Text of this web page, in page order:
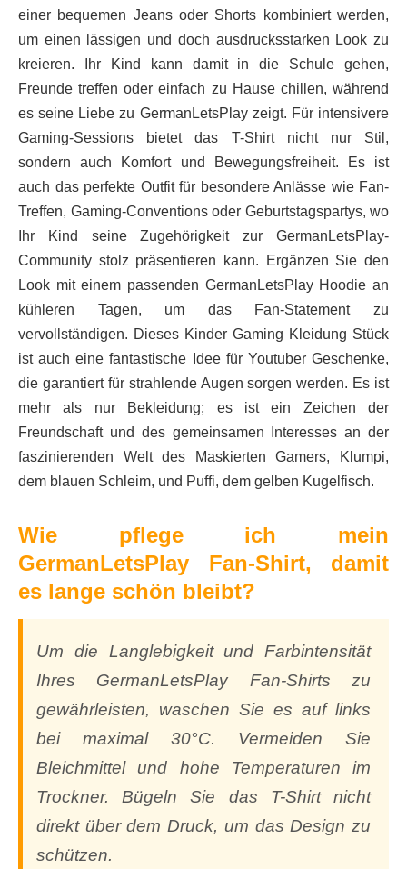
einer bequemen Jeans oder Shorts kombiniert werden,
um einen lässigen und doch ausdrucksstarken Look zu
kreieren. Ihr Kind kann damit in die Schule gehen,
Freunde treffen oder einfach zu Hause chillen, während
es seine Liebe zu GermanLetsPlay zeigt. Für intensivere
Gaming-Sessions bietet das T-Shirt nicht nur Stil,
sondern auch Komfort und Bewegungsfreiheit. Es ist
auch das perfekte Outfit für besondere Anlässe wie Fan-
Treffen, Gaming-Conventions oder Geburtstagspartys, wo
Ihr Kind seine Zugehörigkeit zur GermanLetsPlay-
Community stolz präsentieren kann. Ergänzen Sie den
Look mit einem passenden GermanLetsPlay Hoodie an
kühleren Tagen, um das Fan-Statement zu
vervollständigen. Dieses Kinder Gaming Kleidung Stück
ist auch eine fantastische Idee für Youtuber Geschenke,
die garantiert für strahlende Augen sorgen werden. Es ist
mehr als nur Bekleidung; es ist ein Zeichen der
Freundschaft und des gemeinsamen Interesses an der
faszinierenden Welt des Maskierten Gamers, Klumpi,
dem blauen Schleim, und Puffi, dem gelben Kugelfisch.
Wie pflege ich mein
GermanLetsPlay Fan-Shirt, damit
es lange schön bleibt?
Um die Langlebigkeit und Farbintensität
Ihres GermanLetsPlay Fan-Shirts zu
gewährleisten, waschen Sie es auf links
bei maximal 30°C. Vermeiden Sie
Bleichmittel und hohe Temperaturen im
Trockner. Bügeln Sie das T-Shirt nicht
direkt über dem Druck, um das Design zu
schützen.